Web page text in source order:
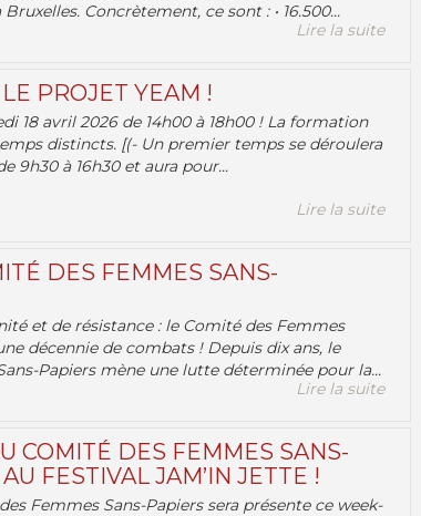
Concrètement, ce sont : • 16.500...
Lire la suite
PROJET YEAM !
18 avril 2026 de 14h00 à 18h00 ! La formation
distincts. [(- Un premier temps se déroulera
9h30 à 16h30 et aura pour...
Lire la suite
DES FEMMES SANS-
et de résistance : le Comité des Femmes
décennie de combats ! Depuis dix ans, le
Papiers mène une lutte déterminée pour la...
Lire la suite
COMITÉ DES FEMMES SANS-
FESTIVAL JAM’IN JETTE !
Femmes Sans-Papiers sera présente ce week-